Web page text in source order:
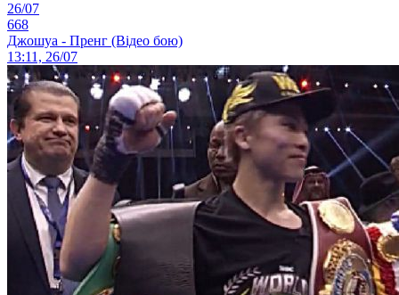
26/07
668
Джошуа - Пренг (Відео бою)
13:11, 26/07